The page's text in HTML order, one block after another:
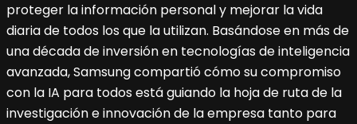
proteger la información personal y mejorar la vida
diaria de todos los que la utilizan. Basándose en más de
una década de inversión en tecnologías de inteligencia
avanzada, Samsung compartió cómo su compromiso
con la IA para todos está guiando la hoja de ruta de la
investigación e innovación de la empresa tanto para